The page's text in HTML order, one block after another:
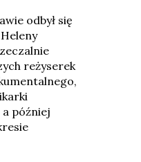
odbył się
reżyserek
a później